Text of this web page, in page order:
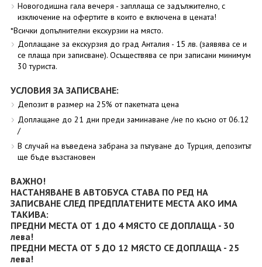
Новогодишна гала вечеря - запллаща се задължително, с
изключение на офертите в които е включена в цената!
*Всички допълнителни екскурзии на място.
Доплащане за екскурзия до град Анталия - 15 лв. (заявява се и
се плаща при записване). Осъществява се при записани минимум
30 туриста.
УСЛОВИЯ ЗА ЗАПИСВАНЕ:
Депозит в размер на 25% от пакетната цена
Доплащане до 21 дни преди заминаване /не по късно от 06.12
/
В случай на въведена забрана за пътуване до Турция, депозитът
ще бъде възстановен
ВАЖНО!
НАСТАНЯВАНЕ В АВТОБУСА СТАВА ПО РЕД НА
ЗАПИСВАНЕ СЛЕД ПРЕДПЛАТЕНИТЕ МЕСТА АКО ИМА
ТАКИВА:
ПРЕДНИ МЕСТА ОТ 1 ДО 4 МЯСТО СЕ ДОПЛАЩА - 30
лева!
ПРЕДНИ МЕСТА ОТ 5 ДО 12 МЯСТО СЕ ДОПЛАЩА - 25
лева!